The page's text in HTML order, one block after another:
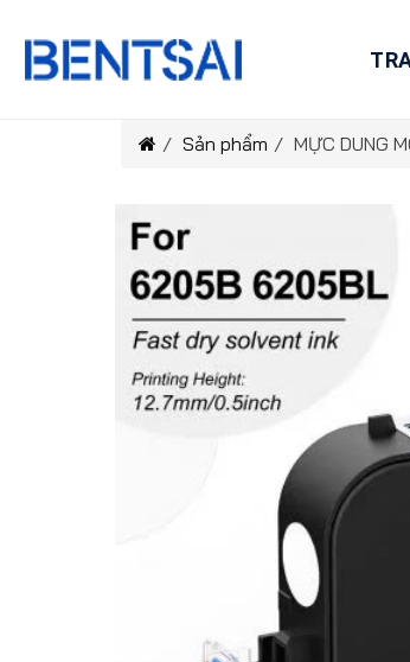
content
/ Sản phẩm / MỰC DUNG